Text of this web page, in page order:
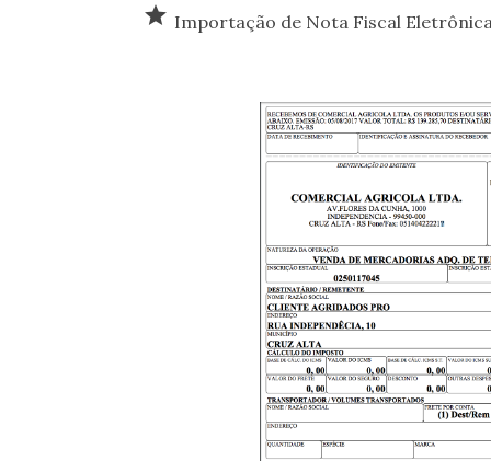
star Importação de Nota Fiscal